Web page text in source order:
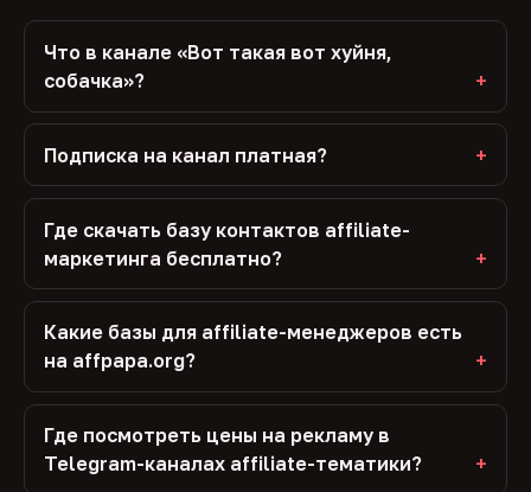
Что в канале «Вот такая вот хуйня,
собачка»?
Подписка на канал платная?
Где скачать базу контактов affiliate-
маркетинга бесплатно?
Какие базы для affiliate-менеджеров есть
на affpapa.org?
Где посмотреть цены на рекламу в
Telegram-каналах affiliate-тематики?